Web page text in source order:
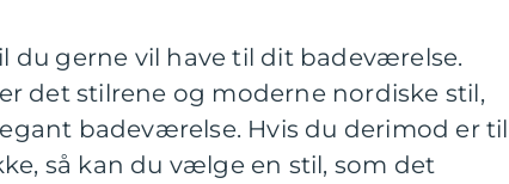
du gerne vil have til dit badeværelse.
det stilrene og moderne nordiske stil,
badeværelse. Hvis du derimod er til
så kan du vælge en stil, som det